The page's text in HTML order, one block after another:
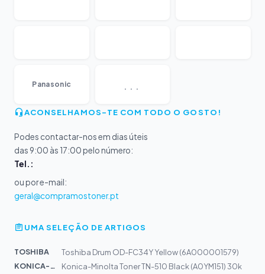
Panasonic ...
ACONSELHAMOS-TE COM TODO O GOSTO!
Podes contactar-nos em dias úteis
das 9:00 às 17:00 pelo número:
Tel.:
ou por e-mail:
geral@compramostoner.pt
UMA SELEÇÃO DE ARTIGOS
TOSHIBA
Toshiba Drum OD-FC34Y Yellow (6A000001579)
KONICA-MIN...
Konica-Minolta Toner TN-510 Black (A0YM151) 30k